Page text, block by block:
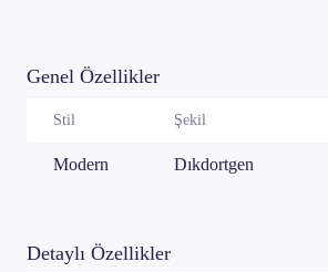
Genel Özellikler
Stil Şekil
Modern Dıkdortgen
Detaylı Özellikler